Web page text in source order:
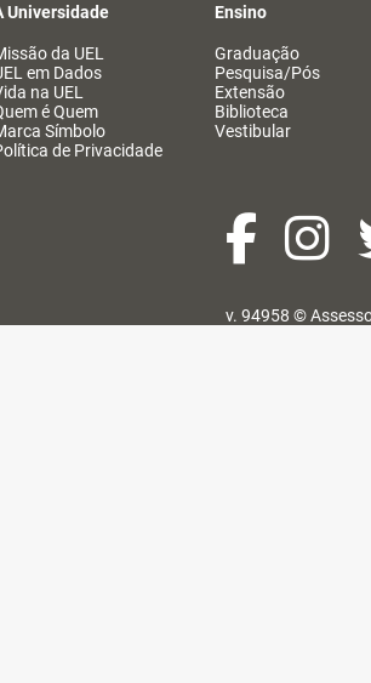
Universidade
da UEL
em Dados
na UEL
é Quem
Símbolo
de Privacidade
Ensino
Graduação
Pesquisa/Pós
Extensão
Biblioteca
Vestibular
v. 94958 ©